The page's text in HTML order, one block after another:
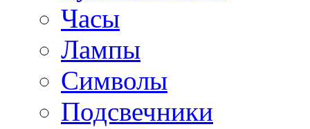
Часы
Лампы
Символы
Подсвечники